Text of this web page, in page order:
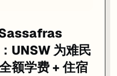
UNSW 为难民
额学费 + 住宿